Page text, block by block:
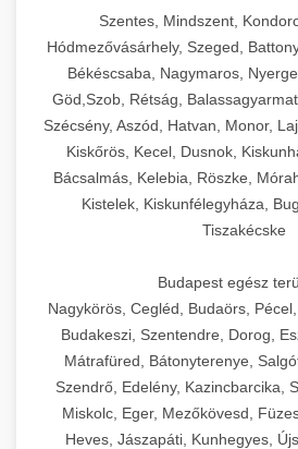
Szentes, Mindszent,
Hódmezővásárhely, Szeged,
Békéscsaba, Nagymaros,
Göd,Szob, Rétság,
Szécsény, Aszód, Hatvan, Monor,
Kiskőrös, Kecel, Dusnok,
Bácsalmás, Kelebia, Röszke,
Kistelek, Kiskunfélegyháza,
Tiszakécske
Budapest egész
Nagykörös, Cegléd, Budaörs,
Budakeszi, Szentendre, Dorog,
Mátrafüred, Bátonyterenye,
Szendrő, Edelény, Kazincbarcika,
Miskolc, Eger, Mezőkövesd,
Heves, Jászapáti, Kunhegyes,